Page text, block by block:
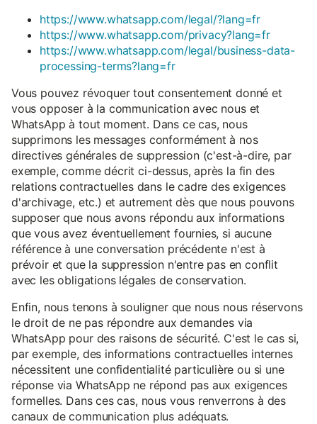
https://www.whatsapp.com/legal/?lang=fr
https://www.whatsapp.com/privacy?lang=fr
https://www.whatsapp.com/legal/business-data-
processing-terms?lang=fr
Vous pouvez révoquer tout consentement donné et
vous opposer à la communication avec nous et
WhatsApp à tout moment. Dans ce cas, nous
supprimons les messages conformément à nos
directives générales de suppression (c'est-à-dire, par
exemple, comme décrit ci-dessus, après la fin des
relations contractuelles dans le cadre des exigences
d'archivage, etc.) et autrement dès que nous pouvons
supposer que nous avons répondu aux informations
que vous avez éventuellement fournies, si aucune
référence à une conversation précédente n'est à
prévoir et que la suppression n'entre pas en conflit
avec les obligations légales de conservation.
Enfin, nous tenons à souligner que nous nous réservons
le droit de ne pas répondre aux demandes via
WhatsApp pour des raisons de sécurité. C'est le cas si,
par exemple, des informations contractuelles internes
nécessitent une confidentialité particulière ou si une
réponse via WhatsApp ne répond pas aux exigences
formelles. Dans ces cas, nous vous renverrons à des
canaux de communication plus adéquats.